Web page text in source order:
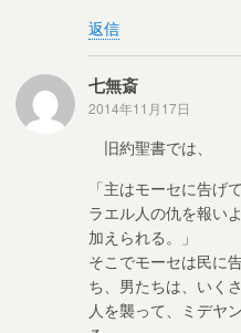
返信
七無斎
2014年11月17日
旧約聖書では、
「主はモーセに告げ
ラエル人の仇を報い
加えられる。」
そこでモーセは民に
ち、男たちは、いく
人を襲って、ミデヤ